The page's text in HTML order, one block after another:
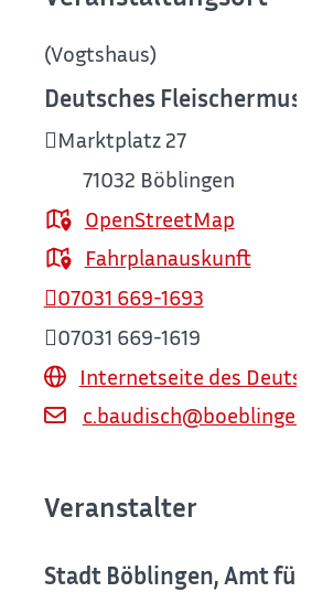
(Vogtshaus)
Deutsches
Marktplatz 27
71032 Böblingen
OpenStreetMap
Fahrplanauskunft
Internetseite des
07031 669-1693
07031 669-1619
Veranstalter
Stadt Böblingen, Amt für